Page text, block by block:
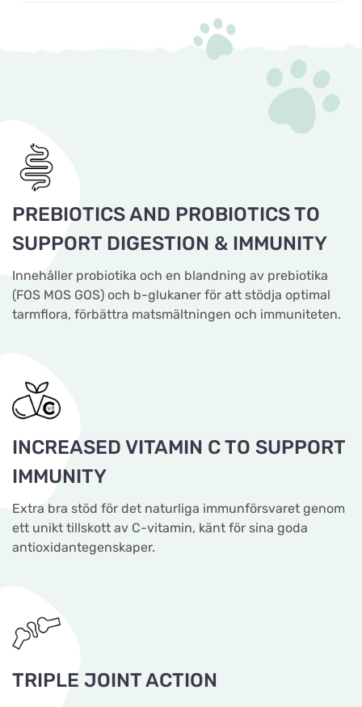
PREBIOTICS AND PROBIOTICS TO
SUPPORT DIGESTION & IMMUNITY
Innehåller probiotika och en blandning av prebiotika
(FOS MOS GOS) och b-glukaner för att stödja optimal
tarmflora, förbättra matsmältningen och immuniteten.
INCREASED VITAMIN C TO SUPPORT
IMMUNITY
Extra bra stöd för det naturliga immunförsvaret genom
ett unikt tillskott av C-vitamin, känt för sina goda
antioxidantegenskaper.
TRIPLE JOINT ACTION